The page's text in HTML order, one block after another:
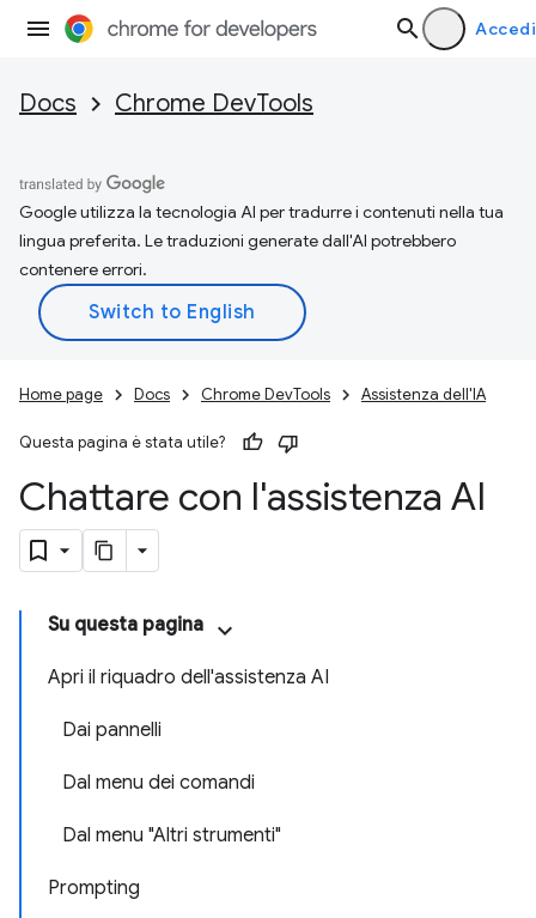
Accedi
Docs Chrome DevTools
Google utilizza la tecnologia AI per tradurre i contenuti nella tua
lingua preferita. Le traduzioni generate dall'AI potrebbero
contenere errori.
Home page Docs Chrome DevTools Assistenza dell'IA
Questa pagina è stata utile?
Chattare con l'assistenza AI
Su questa pagina
Apri il riquadro dell'assistenza AI
Dai pannelli
Dal menu dei comandi
Dal menu "Altri strumenti"
Prompting